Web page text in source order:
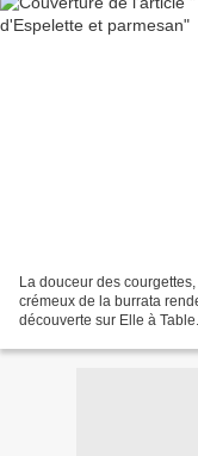
La douceur des
crémeux de la burrata
découverte sur Elle à